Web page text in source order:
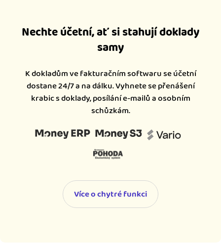
Nechte účetní, ať si stahují doklady
samy
K dokladům ve fakturačním softwaru se účetní
dostane 24/7 a na dálku. Vyhnete se přenášení
krabic s doklady, posílání e-mailů a osobním
schůzkám.
Více o chytré funkci